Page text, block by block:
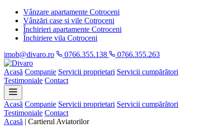
Vânzare apartamente Cotroceni
Vânzări case si vile Cotroceni
Închirieri apartamente Cotroceni
Închiriere vila Cotroceni
imob@divaro.ro
0766.355.138 0766.355.263
Acasă Companie Servicii proprietari Servicii cumpărători
Testimoniale Contact
Acasă Companie Servicii proprietari Servicii cumpărători
Testimoniale Contact
Acasă | Cartierul Aviatorilor